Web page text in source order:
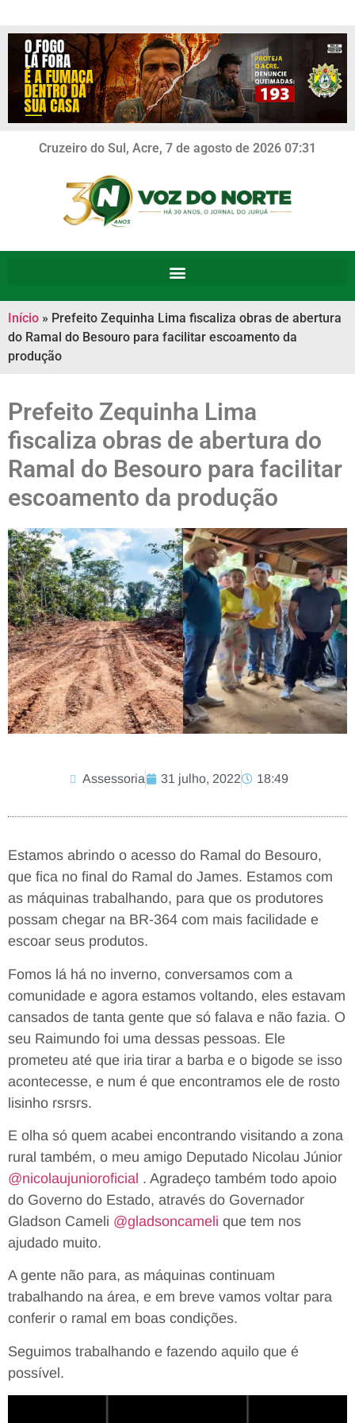
Cruzeiro do Sul, Acre, 7 de agosto de 2026 07:31
Início » Prefeito Zequinha Lima fiscaliza obras de abertura
do Ramal do Besouro para facilitar escoamento da
produção
Prefeito Zequinha Lima
fiscaliza obras de abertura do
Ramal do Besouro para facilitar
escoamento da produção
Assessoria 31 julho, 2022 18:49
Estamos abrindo o acesso do Ramal do Besouro,
que fica no final do Ramal do James. Estamos com
as máquinas trabalhando, para que os produtores
possam chegar na BR-364 com mais facilidade e
escoar seus produtos.
Fomos lá há no inverno, conversamos com a
comunidade e agora estamos voltando, eles estavam
cansados de tanta gente que só falava e não fazia. O
seu Raimundo foi uma dessas pessoas. Ele
prometeu até que iria tirar a barba e o bigode se isso
acontecesse, e num é que encontramos ele de rosto
lisinho rsrsrs.
E olha só quem acabei encontrando visitando a zona
rural também, o meu amigo Deputado Nicolau Júnior
@nicolaujunioroficial . Agradeço também todo apoio
do Governo do Estado, através do Governador
Gladson Cameli @gladsoncameli que tem nos
ajudado muito.
A gente não para, as máquinas continuam
trabalhando na área, e em breve vamos voltar para
conferir o ramal em boas condições.
Seguimos trabalhando e fazendo aquilo que é
possível.